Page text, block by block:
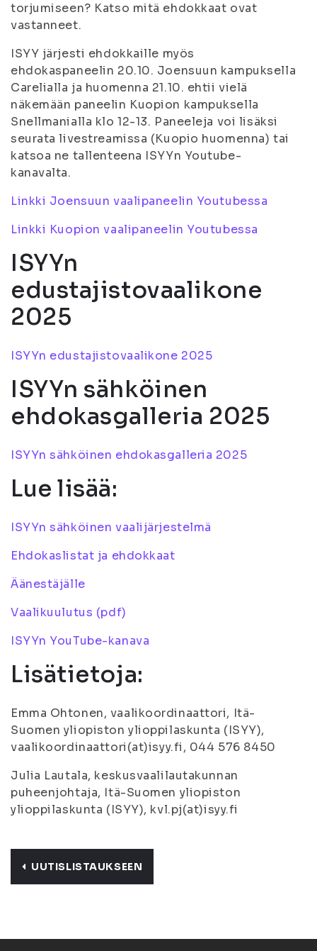
torjumiseen? Katso mitä ehdokkaat ovat
vastanneet.
ISYY järjesti ehdokkaille myös
ehdokaspaneelin 20.10. Joensuun kampuksella
Carelialla ja huomenna 21.10. ehtii vielä
näkemään paneelin Kuopion kampuksella
Snellmanialla klo 12-13. Paneeleja voi lisäksi
seurata livestreamissa (Kuopio huomenna) tai
katsoa ne tallenteena ISYYn Youtube-
kanavalta.
Linkki Joensuun vaalipaneelin Youtubessa
Linkki Kuopion vaalipaneelin Youtubessa
ISYYn
edustajistovaalikone
2025
ISYYn edustajistovaalikone 2025
ISYYn sähköinen
ehdokasgalleria 2025
ISYYn sähköinen ehdokasgalleria 2025
Lue lisää:
ISYYn sähköinen vaalijärjestelmä
Ehdokaslistat ja ehdokkaat
Äänestäjälle
Vaalikuulutus (pdf)
ISYYn YouTube-kanava
Lisätietoja:
Emma Ohtonen, vaalikoordinaattori, Itä-
Suomen yliopiston ylioppilaskunta (ISYY),
vaalikoordinaattori(at)isyy.fi, 044 576 8450
Julia Lautala, keskusvaalilautakunnan
puheenjohtaja, Itä-Suomen yliopiston
ylioppilaskunta (ISYY), kvl.pj(at)isyy.fi
UUTISLISTAUKSEEN